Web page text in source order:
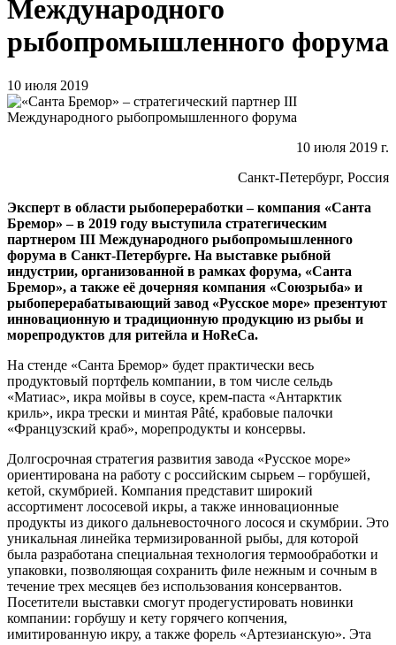
Международного
рыбопромышленного форума
10 июля 2019
10 июля 2019 г.
Санкт-Петербург, Россия
Эксперт в области рыбопереработки – компания «Санта
Бремор» – в 2019 году выступила стратегическим
партнером III Международного рыбопромышленного
форума в Санкт-Петербурге. На выставке рыбной
индустрии, организованной в рамках форума, «Санта
Бремор», а также её дочерняя компания «Союзрыба» и
рыбоперерабатывающий завод «Русское море» презентуют
инновационную и традиционную продукцию из рыбы и
морепродуктов для ритейла и HoReCa.
На стенде «Санта Бремор» будет практически весь
продуктовый портфель компании, в том числе сельдь
«Матиас», икра мойвы в соусе, крем-паста «Антарктик
криль», икра трески и минтая Pâté, крабовые палочки
«Французский краб», морепродукты и консервы.
Долгосрочная стратегия развития завода «Русское море»
ориентирована на работу с российским сырьем – горбушей,
кетой, скумбрией. Компания представит широкий
ассортимент лососевой икры, а также инновационные
продукты из дикого дальневосточного лосося и скумбрии. Это
уникальная линейка термизированной рыбы, для которой
была разработана специальная технология термообработки и
упаковки, позволяющая сохранить филе нежным и сочным в
течение трех месяцев без использования консервантов.
Посетители выставки смогут продегустировать новинки
компании: горбушу и кету горячего копчения,
имитированную икру, а также форель «Артезианскую». Эта